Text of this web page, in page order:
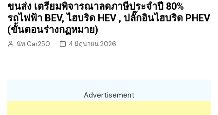
ขนส่ง เตรียมพิจารณาลดภาษีประจำปี 80%
รถไฟฟ้า BEV, ไฮบริด HEV , ปลั๊กอินไฮบริด PHEV
(ขั้นตอนร่างกฏหมาย)
นัท Car250 4 มิถุนายน 2026
Advertisement